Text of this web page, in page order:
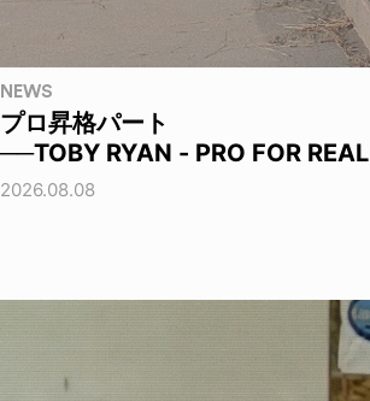
NEWS
プロ昇格パート
──TOBY RYAN - PRO FOR REAL
2026.08.08